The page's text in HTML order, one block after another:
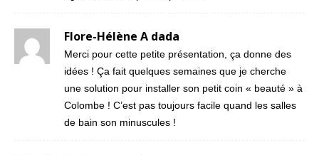
Flore-Hélène A dada
Merci pour cette petite présentation, ça donne des
idées ! Ça fait quelques semaines que je cherche
une solution pour installer son petit coin « beauté » à
Colombe ! C’est pas toujours facile quand les salles
de bain son minuscules !